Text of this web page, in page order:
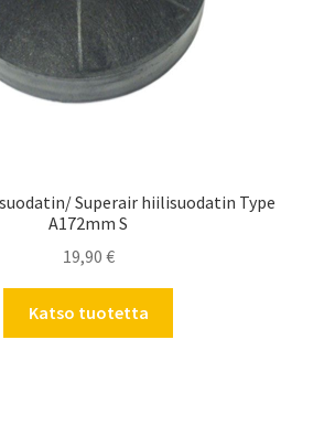
Superair hiilisuodatin Type
A172mm S
19,90 €
Katso tuotetta